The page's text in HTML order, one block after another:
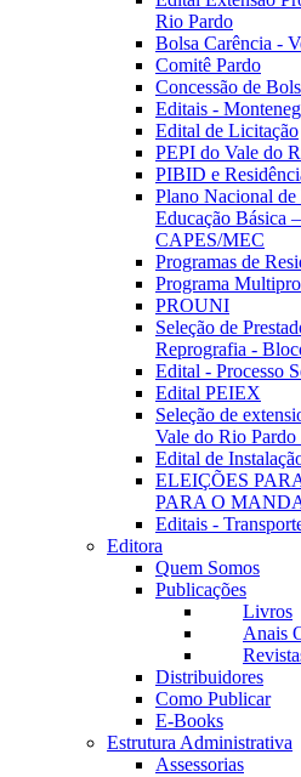
Rio Pardo
Bolsa Carência -
Comitê Pardo
Concessão de
Editais -
Edital de Licitação
PEPI do Vale do
PIBID e
Plano Nacional de
Educação Básica
CAPES/MEC
Programas de
Programa
PROUNI
Seleção de
Reprografia -
Edital - Processo
Edital PEIEX
Seleção de
Vale do Rio
Edital de
ELEIÇÕES
PARA O
Editais -
Editora
Quem Somos
Publicações
Livros
Anais
Distribuidores
Como Publicar
E-Books
Estrutura Administrativa
Assessorias